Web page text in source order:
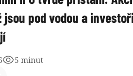
jsou pod vodou a
5 minut